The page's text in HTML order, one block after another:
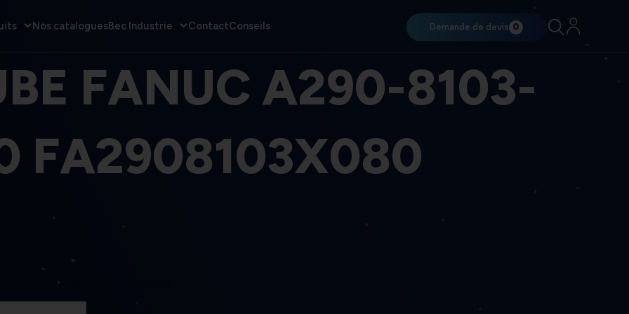
Nos cataloguesBec Industrie ContactConseils Demande de devis 0
FANUC A290-8103-
FA2908103X080